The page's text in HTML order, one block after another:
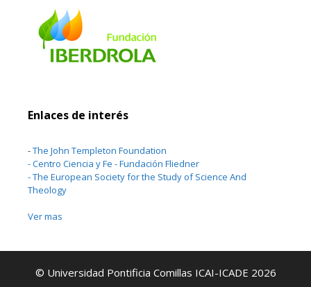
Enlaces de interés
-The John Templeton Foundation
-Centro Ciencia y Fe - Fundación Fliedner
-The European Society for the Study of Science And
Theology
Ver mas
© Universidad Pontificia Comillas ICAI-ICADE 2026